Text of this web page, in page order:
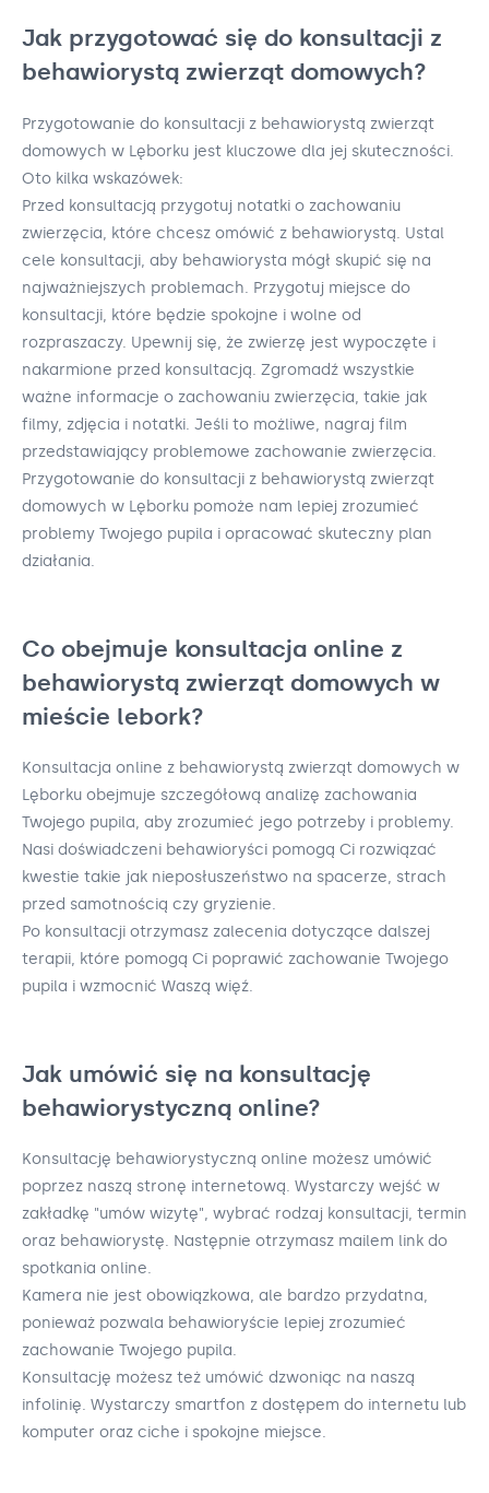
Jak przygotować się do konsultacji z
behawiorystą zwierząt domowych?
Przygotowanie do konsultacji z behawiorystą zwierząt
domowych w Lęborku jest kluczowe dla jej skuteczności.
Oto kilka wskazówek:
Przed konsultacją przygotuj notatki o zachowaniu
zwierzęcia, które chcesz omówić z behawiorystą. Ustal
cele konsultacji, aby behawiorysta mógł skupić się na
najważniejszych problemach. Przygotuj miejsce do
konsultacji, które będzie spokojne i wolne od
rozpraszaczy. Upewnij się, że zwierzę jest wypoczęte i
nakarmione przed konsultacją. Zgromadź wszystkie
ważne informacje o zachowaniu zwierzęcia, takie jak
filmy, zdjęcia i notatki. Jeśli to możliwe, nagraj film
przedstawiający problemowe zachowanie zwierzęcia.
Przygotowanie do konsultacji z behawiorystą zwierząt
domowych w Lęborku pomoże nam lepiej zrozumieć
problemy Twojego pupila i opracować skuteczny plan
działania.
Co obejmuje konsultacja online z
behawiorystą zwierząt domowych w
mieście lebork?
Konsultacja online z behawiorystą zwierząt domowych w
Lęborku obejmuje szczegółową analizę zachowania
Twojego pupila, aby zrozumieć jego potrzeby i problemy.
Nasi doświadczeni behawioryści pomogą Ci rozwiązać
kwestie takie jak nieposłuszeństwo na spacerze, strach
przed samotnością czy gryzienie.
Po konsultacji otrzymasz zalecenia dotyczące dalszej
terapii, które pomogą Ci poprawić zachowanie Twojego
pupila i wzmocnić Waszą więź.
Jak umówić się na konsultację
behawiorystyczną online?
Konsultację behawiorystyczną online możesz umówić
poprzez naszą stronę internetową. Wystarczy wejść w
zakładkę "umów wizytę", wybrać rodzaj konsultacji, termin
oraz behawiorystę. Następnie otrzymasz mailem link do
spotkania online.
Kamera nie jest obowiązkowa, ale bardzo przydatna,
ponieważ pozwala behawioryście lepiej zrozumieć
zachowanie Twojego pupila.
Konsultację możesz też umówić dzwoniąc na naszą
infolinię. Wystarczy smartfon z dostępem do internetu lub
komputer oraz ciche i spokojne miejsce.